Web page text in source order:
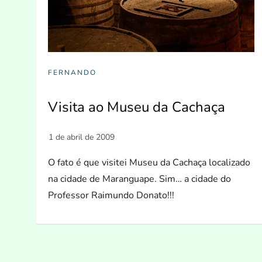
FERNANDO
Visita ao Museu da Cachaça
O fato é que visitei Museu da Cachaça localizado
na cidade de Maranguape. Sim… a cidade do
Professor Raimundo Donato!!!